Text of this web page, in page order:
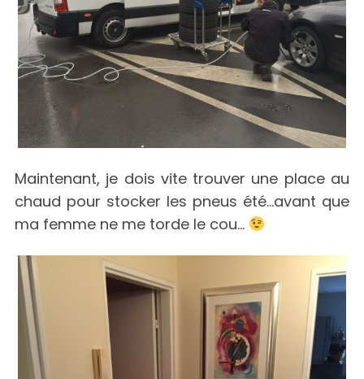
Maintenant, je dois vite trouver une place au
chaud pour stocker les pneus été…avant que
ma femme ne me torde le cou…